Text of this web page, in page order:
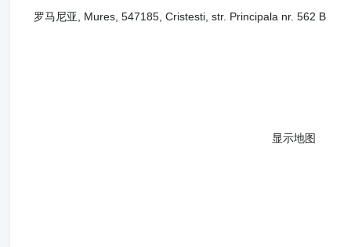
罗马尼亚, Mures, 547185, Cristesti, str. Principala nr. 562 B
显示地图